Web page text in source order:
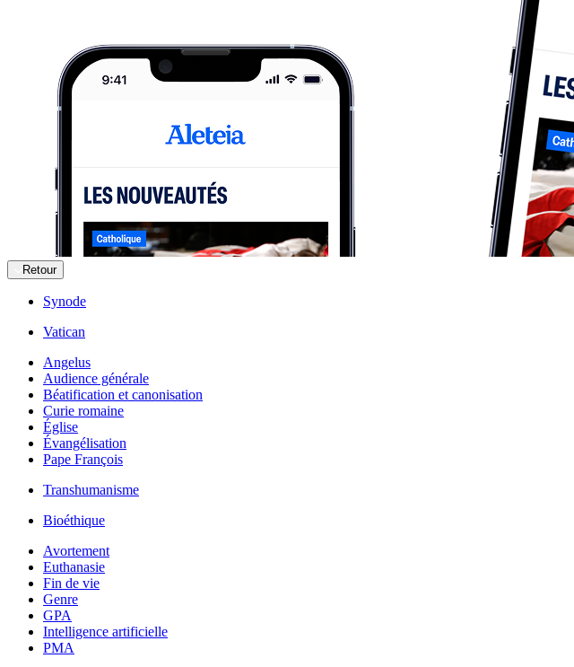
Retour
Synode
Vatican
Angelus
Audience générale
Béatification et canonisation
Curie romaine
Église
Évangélisation
Pape François
Transhumanisme
Bioéthique
Avortement
Euthanasie
Fin de vie
Genre
GPA
Intelligence artificielle
PMA